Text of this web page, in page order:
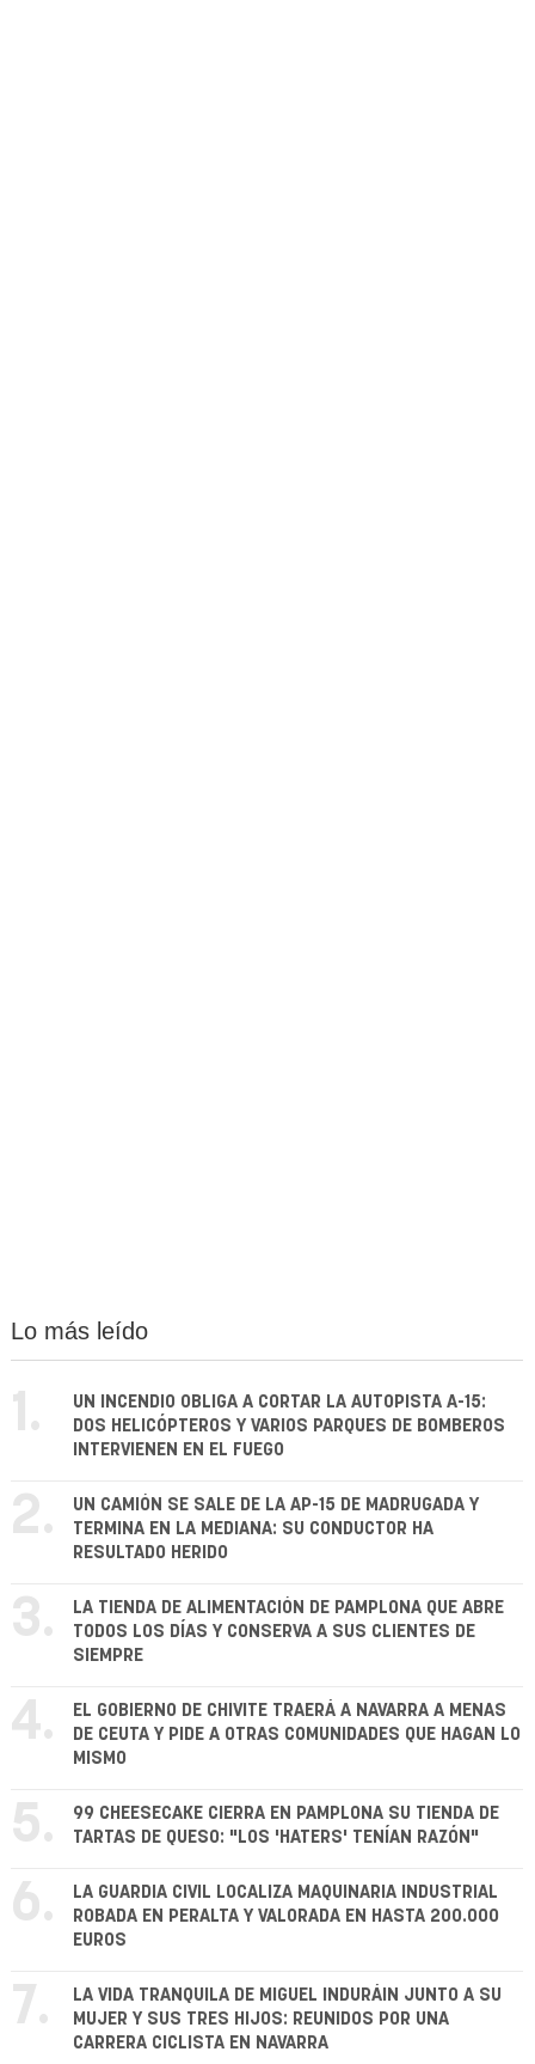
Lo más leído
1.
UN INCENDIO OBLIGA A CORTAR LA AUTOPISTA A-15:
DOS HELICÓPTEROS Y VARIOS PARQUES DE BOMBEROS
INTERVIENEN EN EL FUEGO
2.
UN CAMIÓN SE SALE DE LA AP-15 DE MADRUGADA Y
TERMINA EN LA MEDIANA: SU CONDUCTOR HA
RESULTADO HERIDO
3.
LA TIENDA DE ALIMENTACIÓN DE PAMPLONA QUE ABRE
TODOS LOS DÍAS Y CONSERVA A SUS CLIENTES DE
SIEMPRE
4.
EL GOBIERNO DE CHIVITE TRAERÁ A NAVARRA A MENAS
DE CEUTA Y PIDE A OTRAS COMUNIDADES QUE HAGAN LO
MISMO
5.
99 CHEESECAKE CIERRA EN PAMPLONA SU TIENDA DE
TARTAS DE QUESO: "LOS 'HATERS' TENÍAN RAZÓN"
6.
LA GUARDIA CIVIL LOCALIZA MAQUINARIA INDUSTRIAL
ROBADA EN PERALTA Y VALORADA EN HASTA 200.000
EUROS
7.
LA VIDA TRANQUILA DE MIGUEL INDURÁIN JUNTO A SU
MUJER Y SUS TRES HIJOS: REUNIDOS POR UNA
CARRERA CICLISTA EN NAVARRA